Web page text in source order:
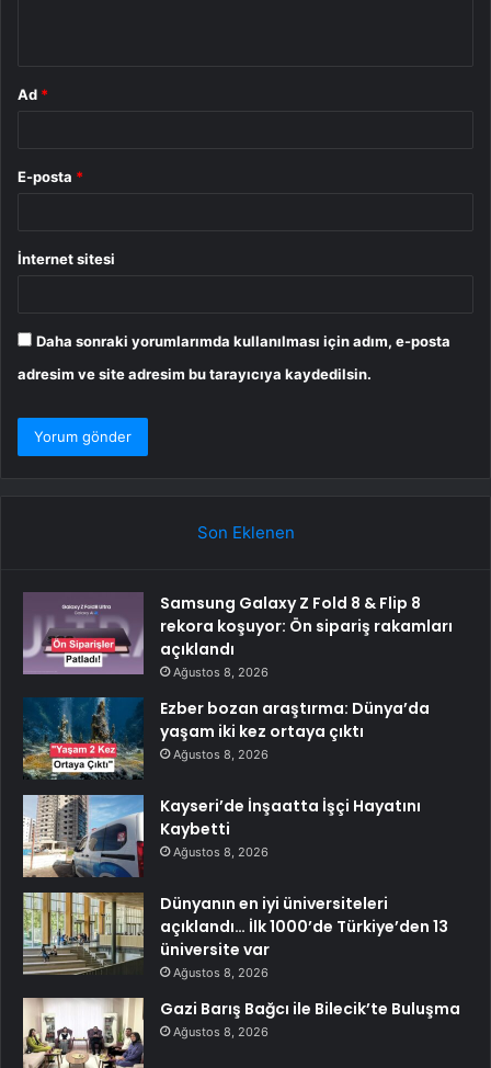
Ad *
E-posta *
İnternet sitesi
Daha sonraki yorumlarımda kullanılması için adım, e-posta
adresim ve site adresim bu tarayıcıya kaydedilsin.
Son Eklenen
Samsung Galaxy Z Fold 8 & Flip 8
rekora koşuyor: Ön sipariş rakamları
açıklandı
Ağustos 8, 2026
Ezber bozan araştırma: Dünya’da
yaşam iki kez ortaya çıktı
Ağustos 8, 2026
Kayseri’de İnşaatta İşçi Hayatını
Kaybetti
Ağustos 8, 2026
Dünyanın en iyi üniversiteleri
açıklandı… İlk 1000’de Türkiye’den 13
üniversite var
Ağustos 8, 2026
Gazi Barış Bağcı ile Bilecik’te Buluşma
Ağustos 8, 2026